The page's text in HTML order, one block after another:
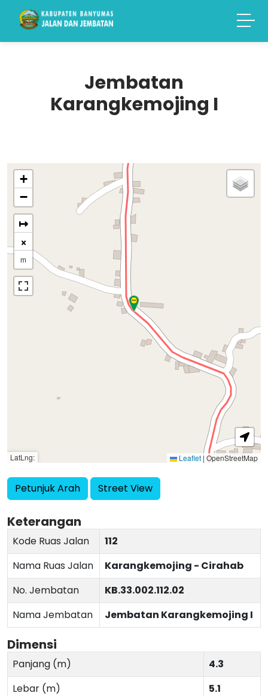
Jembatan
Karangkemojing I
+
−
↦
×
m
LatLng: Leaflet | OpenStreetMap
Petunjuk Arah Street View
Keterangan
Kode Ruas Jalan
112
Nama Ruas Jalan
Karangkemojing - Cirahab
No. Jembatan
KB.33.002.112.02
Nama Jembatan
Jembatan Karangkemojing I
Dimensi
Panjang (m)
4.3
Lebar (m)
5.1